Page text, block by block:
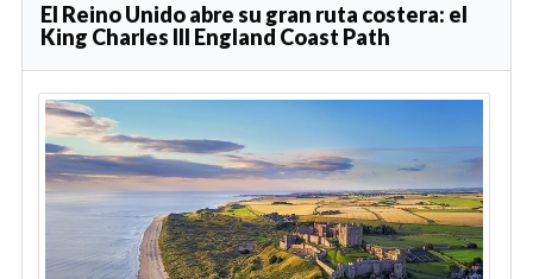
El Reino Unido abre su gran ruta costera: el
King Charles III England Coast Path